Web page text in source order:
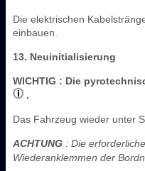
Die elektrischen
einbauen.
13. Neuinitialisierung
WICHTIG : Die
.
Das Fahrzeug wieder unter
ACHTUNG : Die
Wiederanklemmen der